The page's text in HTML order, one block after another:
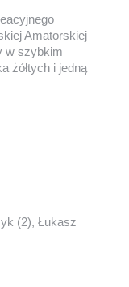
Amatorskiej
w szybkim
żółtych i jedną
(2), Łukasz